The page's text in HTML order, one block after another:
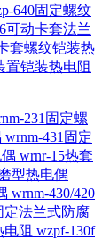
640固定螺纹
可动卡套法兰
套螺纹铠装热
置铠装热电阻
231固定螺
wrnm-431固定
wrnr-15热套
型热电偶
wrnm-430/420
定法兰式防腐
阻 wzpf-130f